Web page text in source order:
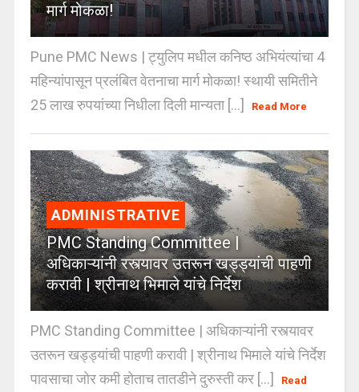
मार्ग मोकळा!
Pune PMC News | ट्युलिप मधील कनिष्ठ अभियंत्यांचा 4
महिन्यांपासून प्रलंबित वेतनाचा मार्ग मोकळा! स्थायी समितीने
25 लाख रुपयांच्या निधीला दिली मान्यता [...]
Read More
ADMINISTRATIVE
PMC Standing Committee |
अधिकाऱ्यांनी रस्त्यावर उतरून खड्ड्यांची पाहणी
करावी | श्रीनाथ भिमाले यांचे निर्देश
PMC Standing Committee | अधिकाऱ्यांनी रस्त्यावर
उतरून खड्ड्यांची पाहणी करावी | श्रीनाथ भिमाले यांचे निर्देश
पावसाचा जोर कमी होताच तातडीने दुरुस्ती कर [...]
Read